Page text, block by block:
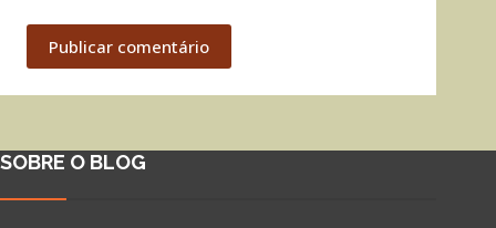
Publicar comentário
SOBRE O BLOG